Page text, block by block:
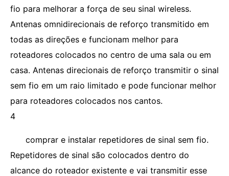
fio para melhorar a força de seu sinal wireless.
Antenas omnidirecionais de reforço transmitido em
todas as direções e funcionam melhor para
roteadores colocados no centro de uma sala ou em
casa. Antenas direcionais de reforço transmitir o sinal
sem fio em um raio limitado e pode funcionar melhor
para roteadores colocados nos cantos.
4
comprar e instalar repetidores de sinal sem fio.
Repetidores de sinal são colocados dentro do
alcance do roteador existente e vai transmitir esse